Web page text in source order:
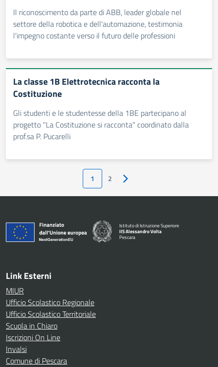
Il riconoscimento da parte di ABB, leader globale nel
settore della robotica e dell'automazione, testimonia
l'impegno costante verso il futuro delle professioni
La classe 1B Elettrotecnica racconta la
Costituzione
Gli studenti e le studentesse della 1BE partecipano al
progetto "La Costituzione si racconta" coordinato dalla
prof.sa P. Pucarelli
1 2 Pagina successiva
Istituto di Istruzione Superiore
IIS Alessandro Volta
Pescara
Link Esterni
MIUR
Ufficio Scolastico Regionale
Ufficio Scolastico Territoriale
Scuola in Chiaro
Iscrizioni On Line
Invalsi
Comune di Pescara